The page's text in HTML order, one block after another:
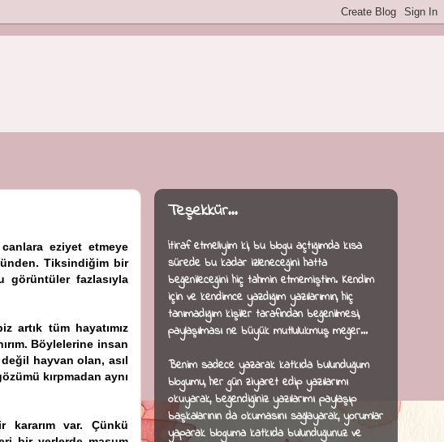
eziyet etmeye
Tiksindiğim bir
fazlasıyla
artık tüm hayatımız
Böylelerine insan
hayvan olan, asıl
kırpmadan aynı
kararım var. Çünkü
Teşekkür...
İtiraf etmeliyim ki, bu blogu açtığımda kısa
sürede bu kadar izleneceğini hatta
beğenileceğini hiç tahmin etmemiştim. Kendim
için ve kendimce yazdığım yazılarımın, hiç
tanımadığım kişiler tarafından beğenilmesi,
paylaşılması ne büyük mutlulukmuş meğer...
Benim sadece yazarak katkıda bulunduğum
blogumu, her gün ziyaret edipyazılarımı
okuyarak, beğendiğiniz yazılarımı paylaşıp
başkalarının da okumasını sağlayarak, yorumlar
yaparak bloguma katkıda bulunduğunuz ve